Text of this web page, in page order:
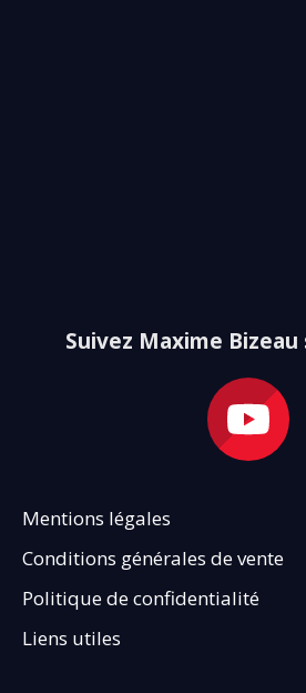
Suivez Maxime
Mentions légales
Conditions générales de vente
Politique de confidentialité
Liens utiles